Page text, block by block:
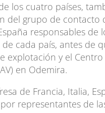
los cuatro países,
del grupo de contacto
responsables de
cada país, antes de
explotación y el Centro
en Odemira.
de Francia, Italia,
representantes de